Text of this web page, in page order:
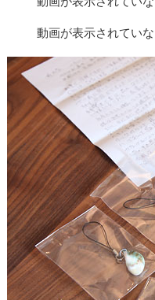
動画が表示されてい